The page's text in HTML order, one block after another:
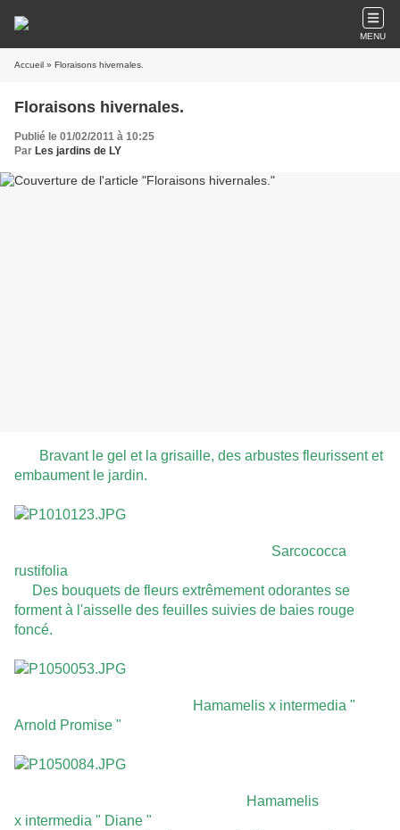
MENU
Accueil » Floraisons hivernales.
Floraisons hivernales.
Publié le 01/02/2011 à 10:25
Par Les jardins de LY
Bravant le gel et la grisaille, des arbustes fleurissent et
embaument le jardin.
Sarcococca
rustifolia
Des bouquets de fleurs extrêmement odorantes se
forment à l'aisselle des feuilles suivies de baies rouge
foncé.
Hamamelis x intermedia "
Arnold Promise "
Hamamelis
x intermedia " Diane "